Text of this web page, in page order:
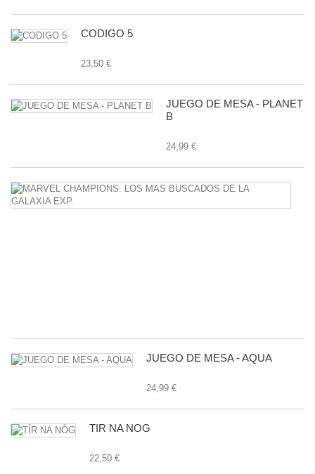
CODIGO 5
23,50 €
JUEGO DE MESA - PLANET
B
24,99 €
JUEGO DE MESA - AQUA
24,99 €
TÍR NA NÓG
22,50 €